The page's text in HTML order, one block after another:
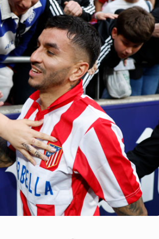
de Ernesto Ruffo
para vivir
fallas estructurales
México